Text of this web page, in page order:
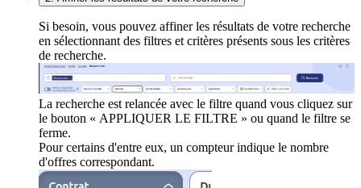
Si besoin, vous pouvez affiner les résultats de votre recherche
en sélectionnant des filtres et critères présents sous les critères
de recherche.
La recherche est relancée avec le filtre quand vous cliquez sur
le bouton « APPLIQUER LE FILTRE » ou quand le filtre se
ferme.
Pour certains d'entre eux, un compteur indique le nombre
d'offres correspondant.